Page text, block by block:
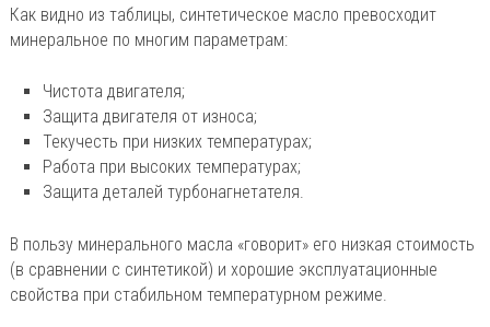
Как видно из таблицы, синтетическое масло превосходит
минеральное по многим параметрам:
Чистота двигателя;
Защита двигателя от износа;
Текучесть при низких температурах;
Работа при высоких температурах;
Защита деталей турбонагнетателя.
В пользу минерального масла «говорит» его низкая стоимость
(в сравнении с синтетикой) и хорошие эксплуатационные
свойства при стабильном температурном режиме.